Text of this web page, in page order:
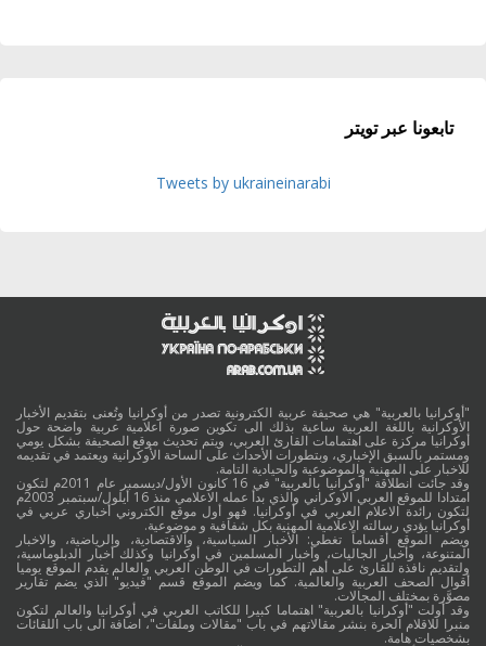
تابعونا عبر تويتر
Tweets by ukraineinarabi
"أوكرانيا بالعربية" هي صحيفة عربية الكترونية تصدر من أوكرانيا وتُعنى بتقديم الأخبار
الأوكرانية باللغة العربية ساعية بذلك الى تكوين صورة اعلامية عربية واضحة حول
أوكرانيا مركزة على اهتمامات القارئ العربي، ويتم تحديث موقع الصحيفة بشكل يومي
ومستمر بالسبق الإخباري، وبتطورات الأحداث على الساحة الأوكرانية ويعتمد في تقديمه
للاخبار على المهنية والموضوعية والحيادية التامة.
وقد جائت انطلاقة "أوكرانيا بالعربية" في 16 كانون الأول/ديسمبر عام 2011م لتكون
امتدادا للموقع العربي الاوكراني والذي بدأ عمله الاعلامي منذ 16 أيلول/سبتمبر 2003م
لتكون رائدة الاعلام العربي في أوكرانيا. فهو أول موقع الكتروني أخباري عربي في
أوكرانيا يؤدي رسالته الاعلامية المهنية بكل شفافية و موضوعية.
ويضم الموقع أقساماً تغطي: الأخبار السياسية، والاقتصادية، والرياضية، والاخبار
المتنوعة، وأخبار الجاليات، وأخبار المسلمين في أوكرانيا وكذلك أخبار الدبلوماسية،
ولتقديم نافذة للقارئ على أهم التطورات في الوطن العربي والعالم يقدم الموقع يوميا
أقوال الصحف العربية والعالمية. كما ويضم الموقع قسم "فيديو" الذي يضم تقارير
مصوَّرة بمختلف المجالات.
وقد أولت "أوكرانيا بالعربية" اهتماما كبيرا للكاتب العربي في أوكرانيا والعالم لتكون
منبرا للاقلام الحرة بنشر مقالاتهم في باب "مقالات وملفات"، اضافة الى باب اللقائات
بشخصيات هامة.